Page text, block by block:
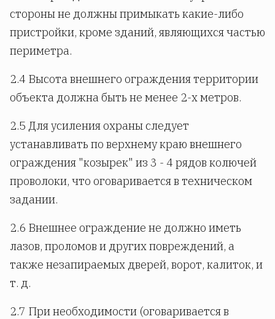
стороны не должны примыкать какие-либо
пристройки, кроме зданий, являющихся частью
периметра.
2.4 Высота внешнего ограждения территории
объекта должна быть не менее 2-х метров.
2.5 Для усиления охраны следует
устанавливать по верхнему краю внешнего
ограждения "козырек" из 3 - 4 рядов колючей
проволоки, что оговаривается в техническом
задании.
2.6 Внешнее ограждение не должно иметь
лазов, проломов и других повреждений, а
также незапираемых дверей, ворот, калиток, и
т. д.
2.7 При необходимости (оговаривается в